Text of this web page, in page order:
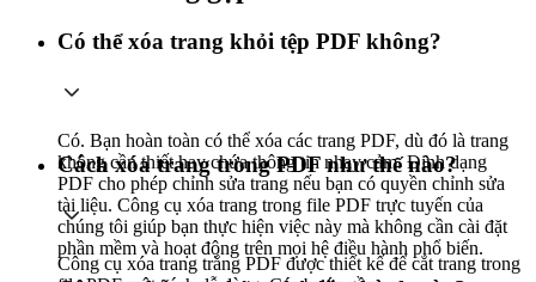
Có thể xóa trang khỏi tệp PDF không?
Có. Bạn hoàn toàn có thể xóa các trang PDF, dù đó là trang
không cần thiết hay chứa thông tin nhạy cảm. Định dạng
PDF cho phép chỉnh sửa trang nếu bạn có quyền chỉnh sửa
tài liệu. Công cụ xóa trang trong file PDF trực tuyến của
chúng tôi giúp bạn thực hiện việc này mà không cần cài đặt
phần mềm và hoạt động trên mọi hệ điều hành phổ biến.
Cách xóa trang trong PDF như thế nào?
Công cụ xóa trang trắng PDF được thiết kế để cắt trang trong